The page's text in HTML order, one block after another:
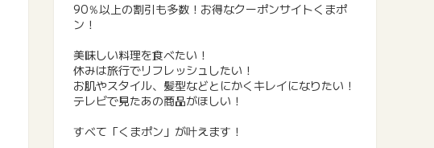
90％以上の割引も多数！お得なクーポンサイトくまポ
ン！
美味しい料理を食べたい！
休みは旅行でリフレッシュしたい！
お肌やスタイル、髪型などとにかくキレイになりたい！
テレビで見たあの商品がほしい！
すべて「くまポン」が叶えます！